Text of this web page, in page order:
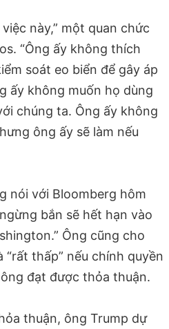
này,” một quan chức
“Ông ấy không thích
soát eo biển để gây áp
ấy không muốn họ dùng
chúng ta. Ông ấy không
ông ấy sẽ làm nếu
nói với Bloomberg hôm
bắn sẽ hết hạn vào
Ông cũng cho
“rất thấp” nếu chính quyền
đạt được thỏa thuận.
thuận, ông Trump dự